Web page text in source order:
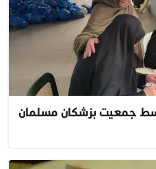
جمعیت پزشکان مسلمان